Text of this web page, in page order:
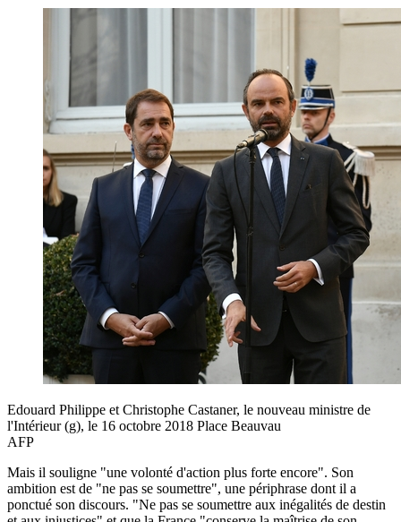
Edouard Philippe et Christophe Castaner, le nouveau ministre de
l'Intérieur (g), le 16 octobre 2018 Place Beauvau
AFP
Mais il souligne "une volonté d'action plus forte encore". Son
ambition est de "ne pas se soumettre", une périphrase dont il a
ponctué son discours. "Ne pas se soumettre aux inégalités de destin